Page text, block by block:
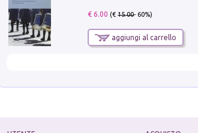
€ 6.00 (€15.00- 60%)
aggiungi al carrello